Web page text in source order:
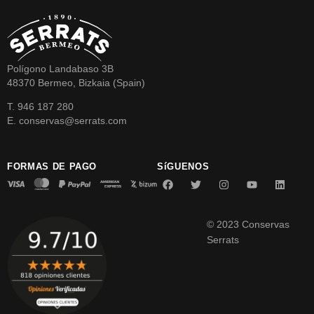
Polígono Landabaso 3B
48370 Bermeo, Bizkaia (Spain)
T. 946 187 280
E. conservas@serrats.com
FORMAS DE PAGO SíGUENOS
© 2023 Conservas
Serrats